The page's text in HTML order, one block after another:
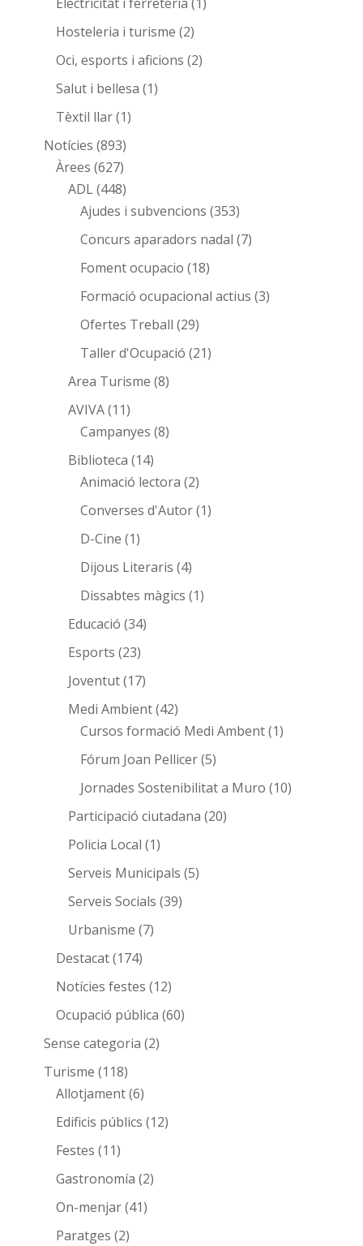
Hosteleria i turisme (2)
Oci, esports i aficions (2)
Salut i bellesa (1)
Tèxtil llar(1)
Notícies (893)
Àrees (627)
ADL(448)
Ajudes i subvencions (353)
Concurs aparadors nadal (7)
Foment ocupacio (18)
Formació ocupacional actius (3)
Ofertes Treball (29)
Taller d'Ocupació (21)
Area Turisme (8)
AVIVA(11)
Campanyes (8)
Biblioteca (14)
Animació lectora (2)
Converses d'Autor(1)
D-Cine (1)
Dijous Literaris (4)
Dissabtes màgics (1)
Educació (34)
Esports (23)
Joventut(17)
Medi Ambient(42)
Cursos formació Medi Ambent(1)
Fórum Joan Pellicer(5)
Jornades Sostenibilitat a Muro (10)
Participació ciutadana (20)
Policia Local (1)
Serveis Municipals (5)
Serveis Socials (39)
Urbanisme (7)
Destacat(174)
Notícies festes (12)
Ocupació pública (60)
Sense categoria (2)
Turisme (118)
Allotjament(6)
Edificis públics (12)
Festes (11)
Gastronomía (2)
On-menjar(41)
Paratges (2)